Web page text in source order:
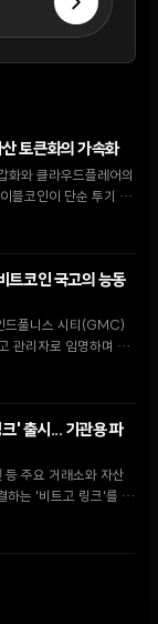
토큰화의 가속화
와 클라우드플레어의
블코인이 단순 투기 수
프라로 자리 잡고 있
트코인 국고의 능동
드풀니스 시티(GMC)
관리자로 임명하며 단
환했다. 이는 국왕의 1
' 출시... 기관용 파
주요 거래소와 자산
하는 '비트고 링크'를 출
가상자산 비중 확대를